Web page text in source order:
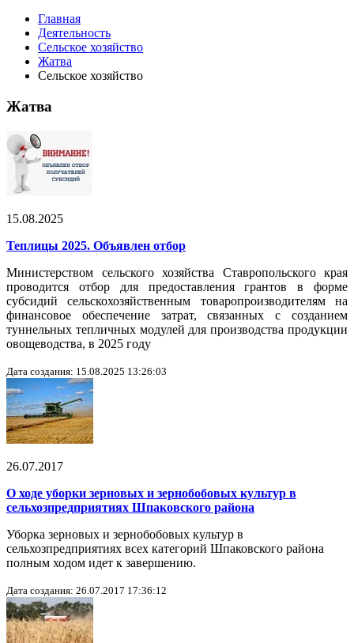
Главная
Деятельность
Сельское хозяйство
Жатва
Сельское хозяйство
Жатва
15.08.2025
Теплицы 2025. Объявлен отбор
Министерством сельского хозяйства Ставропольского края
проводится отбор для предоставления грантов в форме
субсидий сельскохозяйственным товаропроизводителям на
финансовое обеспечение затрат, связанных с созданием
туннельных тепличных модулей для производства продукции
овощеводства, в 2025 году
Дата создания: 15.08.2025 13:26:03
26.07.2017
О ходе уборки зерновых и зернобобовых культур в
сельхозпредприятиях Шпаковского района
Уборка зерновых и зернобобовых культур в
сельхозпредприятиях всех категорий Шпаковского района
полным ходом идет к завершению.
Дата создания: 26.07.2017 17:36:12